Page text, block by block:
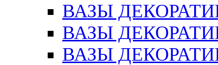
ВАЗЫ
ВАЗЫ
ВАЗЫ